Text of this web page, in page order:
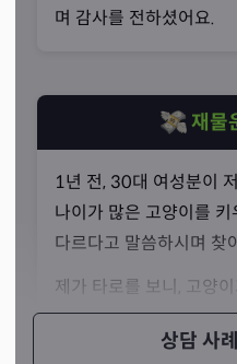
다. 펫타로를 공부하신 분
상담 사례
며 감사를 전하셨어요.
재물
1년 전, 30대 여성분이
나이가 많은 고양이를
다르다고 말씀하시며 찾
제가 타로를 보니, 고양
는 모습이 보였고, 평소
나왔어요. 저는 건강 검